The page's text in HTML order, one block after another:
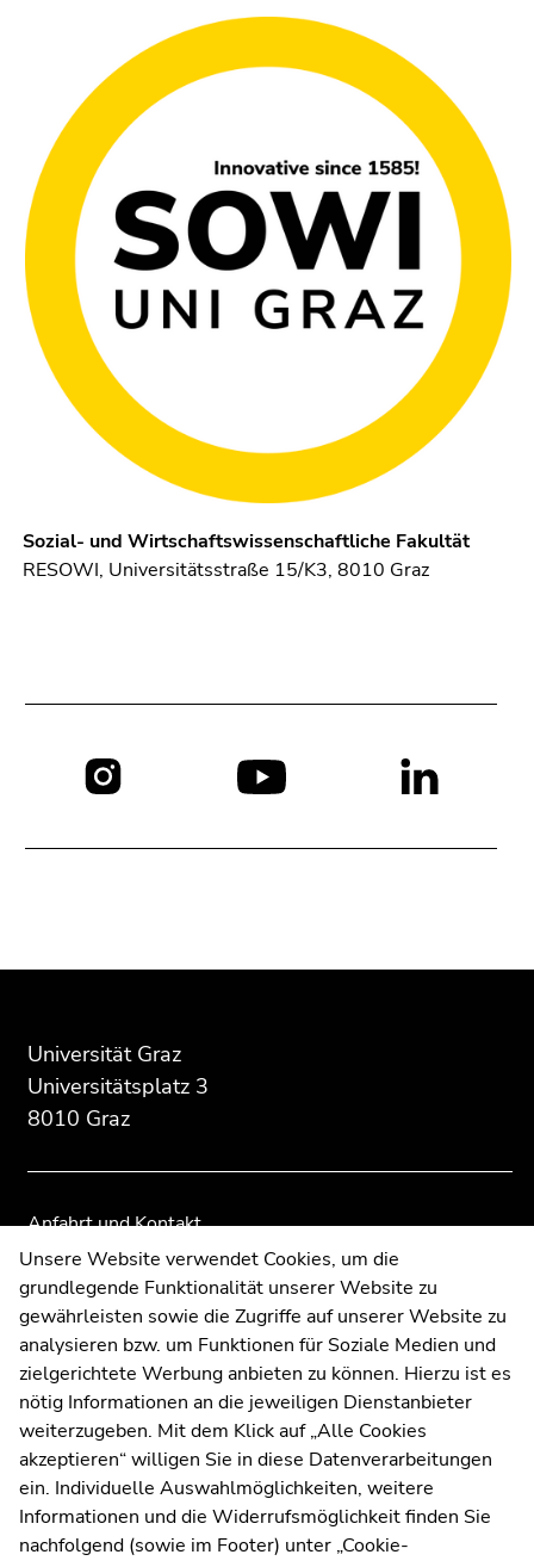
Sozial- und Wirtschaftswissenschaftliche Fakultät
RESOWI, Universitätsstraße 15/K3, 8010 Graz
Seitenbereichs:
Zusatzinformationen:
Universität Graz
Universitätsplatz 3
8010 Graz
Anfahrt und Kontakt
Kommunikation und Öffentlichkeitsarbeit
Moodle
UNIGRAZonline
Impressum
Datenschutzerklärung
Cookie-Einstellungen
Barrierefreiheitserklärung
WetterstationUni Graz
Seitenbereichs.
Übersicht
Seitenbereichs.
Übersicht
Unsere Website verwendet Cookies, um die
grundlegende Funktionalität unserer Website zu
gewährleisten sowie die Zugriffe auf unserer Website zu
analysieren bzw. um Funktionen für Soziale Medien und
zielgerichtete Werbung anbieten zu können. Hierzu ist es
nötig Informationen an die jeweiligen Dienstanbieter
weiterzugeben. Mit dem Klick auf „Alle Cookies
akzeptieren“ willigen Sie in diese Datenverarbeitungen
ein. Individuelle Auswahlmöglichkeiten, weitere
Informationen und die Widerrufsmöglichkeit finden Sie
nachfolgend (sowie im Footer) unter „Cookie-